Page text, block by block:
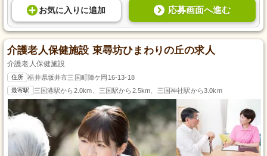
お気に入り に追加 応募画面へ進む
介護老人保健施設 東尋坊ひまわりの丘の求人
介護老人保健施設
住所 福井県坂井市三国町陣ケ岡16-13-18
最寄駅 三国港駅から2.0km、三国駅から2.5km、三国神社駅から3.0km